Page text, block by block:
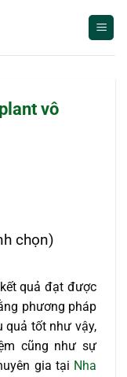
vô
chọn)
quả đạt được
phương pháp
quả tốt như vậy,
cũng như sự
gia tại Nha